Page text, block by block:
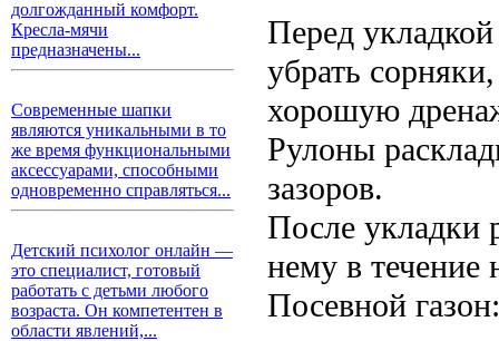
долгожданный комфорт.
Кресла-мячи
предназначены...
Современные шапки
являются уникальными в то
же время функциональными
аксессуарами, способными
одновременно справляться...
Детский психолог онлайн —
это специалист, готовый
работать с детьми любого
возраста. Он компетентен в
области явлений,...
Перед
убрать
хорошую
Рулоны
зазоров.
После укладки
нему в течение
Посевной